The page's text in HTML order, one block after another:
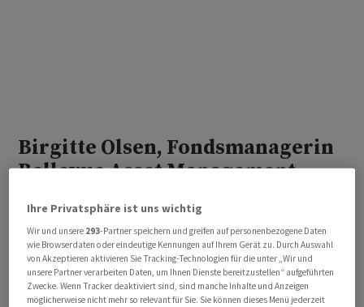
Birgitte Olsen, Fondsmanagerin
Bellevue Asset Management
MEHR VIDEOS
Ihre Privatsphäre ist uns wichtig
Wir und unsere 293-Partner speichern und greifen auf personenbezogene Daten
wie Browserdaten oder eindeutige Kennungen auf Ihrem Gerät zu. Durch Auswahl
von Akzeptieren aktivieren Sie Tracking-Technologien für die unter „Wir und
unsere Partner verarbeiten Daten, um Ihnen Dienste bereitzustellen“ aufgeführten
Zwecke. Wenn Tracker deaktiviert sind, sind manche Inhalte und Anzeigen
möglicherweise nicht mehr so relevant für Sie. Sie können dieses Menü jederzeit